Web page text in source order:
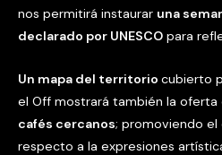
nos permitirá instaurar una
declarado por UNESCO para
Un mapa del territorio cubierto
el Off mostrará también la oferta
cafés cercanos; promoviendo el
respecto a la expresiones